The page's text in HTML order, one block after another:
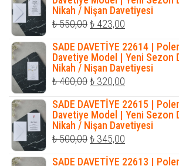
₺ 423,00.
Nikah / Nişan Davetiyesi
₺550,00Orijinal
fiyat:
₺ 550,00.
₺ 423,00
fiyat:
₺ 423,00.
SADE DAVETİYE 22614 |
Davetiye Model | Yeni Sezon
Nikah / Nişan Davetiyesi
₺400,00Orijinal
fiyat:
₺ 400,00.
₺ 320,00
fiyat:
₺ 320,00.
SADE DAVETİYE 22615 |
Davetiye Model | Yeni Sezon
Nikah / Nişan Davetiyesi
₺500,00Orijinal
fiyat:
₺ 345,00
SADE DAVETİYE 22613 |